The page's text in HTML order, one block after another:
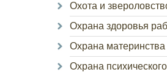
Охота и
Охрана здоровья
Охрана материнства
Охрана